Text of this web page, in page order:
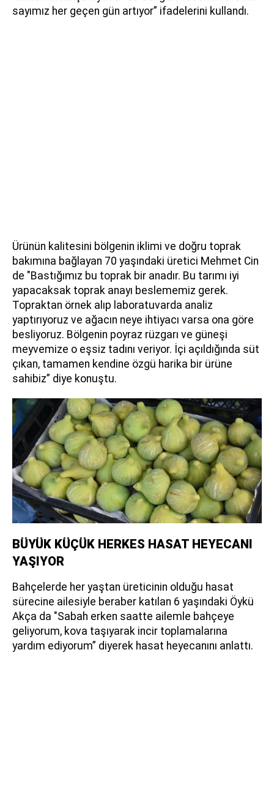
sayımız her geçen gün artıyor” ifadelerini kullandı.
Ürünün kalitesini bölgenin iklimi ve doğru toprak
bakımına bağlayan 70 yaşındaki üretici Mehmet Cin
de "Bastığımız bu toprak bir anadır. Bu tarımı iyi
yapacaksak toprak anayı beslememiz gerek.
Topraktan örnek alıp laboratuvarda analiz
yaptırıyoruz ve ağacın neye ihtiyacı varsa ona göre
besliyoruz. Bölgenin poyraz rüzgarı ve güneşi
meyvemize o eşsiz tadını veriyor. İçi açıldığında süt
çıkan, tamamen kendine özgü harika bir ürüne
sahibiz” diye konuştu.
BÜYÜK KÜÇÜK HERKES HASAT HEYECANI
YAŞIYOR
Bahçelerde her yaştan üreticinin olduğu hasat
sürecine ailesiyle beraber katılan 6 yaşındaki Öykü
Akça da "Sabah erken saatte ailemle bahçeye
geliyorum, kova taşıyarak incir toplamalarına
yardım ediyorum” diyerek hasat heyecanını anlattı.